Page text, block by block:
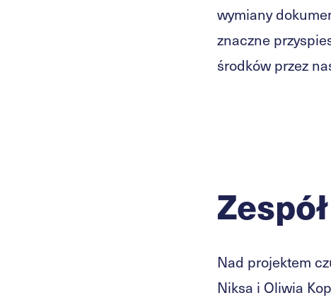
wymiany
znaczne
środków przez
Nad projektem
Niksa i Oliwia